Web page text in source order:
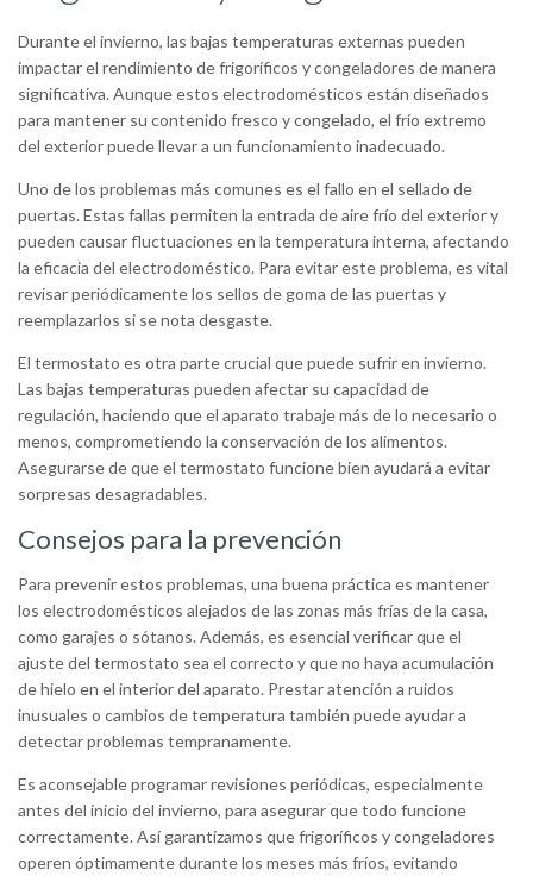
Durante el invierno, las bajas temperaturas externas pueden
impactar el rendimiento de frigoríficos y congeladores de manera
significativa. Aunque estos electrodomésticos están diseñados
para mantener su contenido fresco y congelado, el frío extremo
del exterior puede llevar a un funcionamiento inadecuado.
Uno de los problemas más comunes es el fallo en el sellado de
puertas. Estas fallas permiten la entrada de aire frío del exterior y
pueden causar fluctuaciones en la temperatura interna, afectando
la eficacia del electrodoméstico. Para evitar este problema, es vital
revisar periódicamente los sellos de goma de las puertas y
reemplazarlos si se nota desgaste.
El termostato es otra parte crucial que puede sufrir en invierno.
Las bajas temperaturas pueden afectar su capacidad de
regulación, haciendo que el aparato trabaje más de lo necesario o
menos, comprometiendo la conservación de los alimentos.
Asegurarse de que el termostato funcione bien ayudará a evitar
sorpresas desagradables.
Consejos para la prevención
Para prevenir estos problemas, una buena práctica es mantener
los electrodomésticos alejados de las zonas más frías de la casa,
como garajes o sótanos. Además, es esencial verificar que el
ajuste del termostato sea el correcto y que no haya acumulación
de hielo en el interior del aparato. Prestar atención a ruidos
inusuales o cambios de temperatura también puede ayudar a
detectar problemas tempranamente.
Es aconsejable programar revisiones periódicas, especialmente
antes del inicio del invierno, para asegurar que todo funcione
correctamente. Así garantizamos que frigoríficos y congeladores
operen óptimamente durante los meses más fríos, evitando